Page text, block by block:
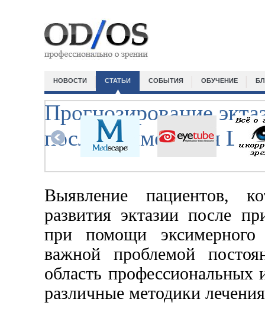
НОВОСТИ СТАТЬИ СОБЫТИЯ ОБУЧЕНИЕ
Прогнозирование
после применения
Выявление пациентов,
развития эктазии после
при помощи
важной проблемой
область профессиональных
различные методики